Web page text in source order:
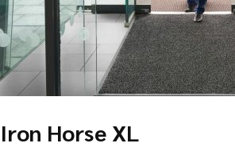
Iron Horse XL